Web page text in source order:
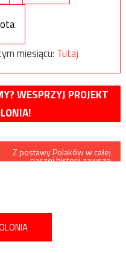
miesiącu: Tutaj
WESPRZYJ PROJEKT
Z postawy Polaków w całej
naszej historii zawsze